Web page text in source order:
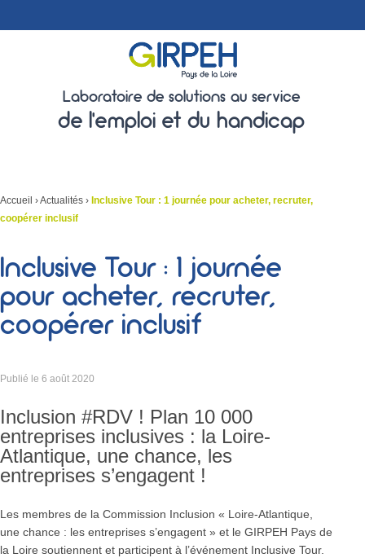
Laboratoire de solutions au service
de l'emploi et du handicap
Accueil ›Actualités › Inclusive Tour : 1 journée pour acheter, recruter,
coopérer inclusif
Inclusive Tour : 1 journée
pour acheter, recruter,
coopérer inclusif
Publié le 6 août 2020
Inclusion #RDV ! Plan 10 000
entreprises inclusives : la Loire-
Atlantique, une chance, les
entreprises s’engagent !
Les membres de la Commission Inclusion « Loire-Atlantique,
une chance : les entreprises s’engagent » et le GIRPEH Pays de
la Loire soutiennent et participent à l’événement Inclusive Tour.